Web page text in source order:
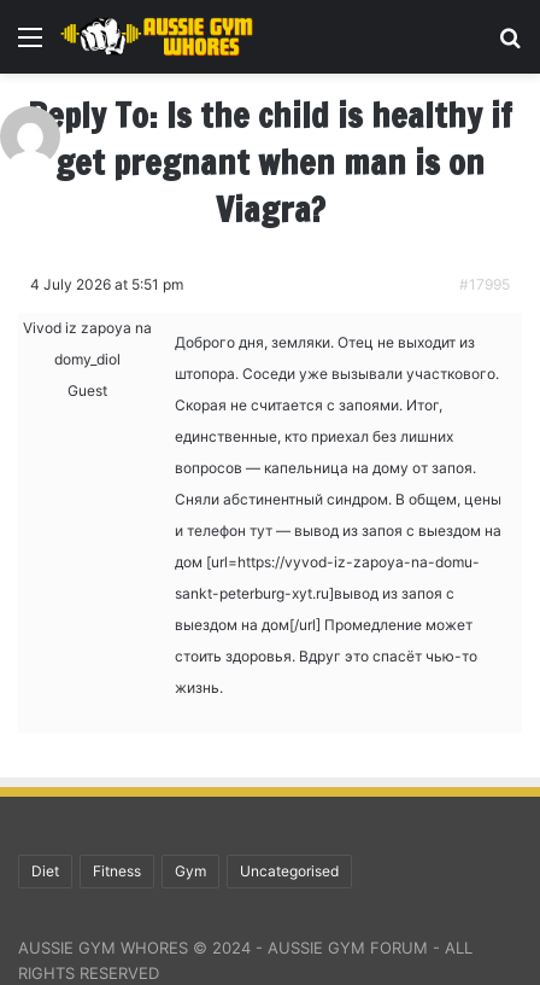
Menu
Reply To: Is the child is healthy if
get pregnant when man is on
Viagra?
4 July 2026 at 5:51 pm #17995
Vivod iz zapoya na
domy_diol
Guest
Доброго дня, земляки. Отец не выходит из
штопора. Соседи уже вызывали участкового.
Скорая не считается с запоями. Итог,
единственные, кто приехал без лишних
вопросов — капельница на дому от запоя.
Сняли абстинентный синдром. В общем, цены
и телефон тут — вывод из запоя с выездом на
дом [url=https://vyvod-iz-zapoya-na-domu-
sankt-peterburg-xyt.ru]вывод из запоя с
выездом на дом[/url] Промедление может
стоить здоровья. Вдруг это спасёт чью-то
жизнь.
Diet Fitness Gym Uncategorised
AUSSIE GYM WHORES © 2024 - AUSSIE GYM FORUM - ALL
RIGHTS RESERVED